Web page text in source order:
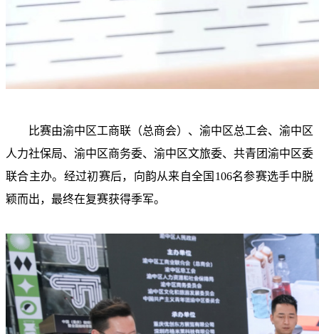
比赛由渝中区工商联（总商会）、渝中区总工会、渝中区
人力社保局、渝中区商务委、渝中区文旅委、共青团渝中区委
联合主办。经过初赛后，向韵从来自全国106名参赛选手中脱
颖而出，最终在复赛获得季军。